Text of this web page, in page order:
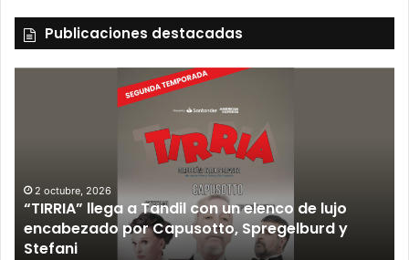
Publicaciones destacadas
2 octubre, 2026
“TIRRIA” llega a Tandil con un elenco de lujo
encabezado por Capusotto, Spregelburd y
Stefani